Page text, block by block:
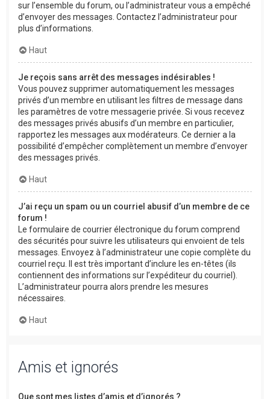
sur l’ensemble du forum, ou l’administrateur vous a empêché
d’envoyer des messages. Contactez l’administrateur pour
plus d’informations.
Haut
Je reçois sans arrêt des messages indésirables !
Vous pouvez supprimer automatiquement les messages
privés d’un membre en utilisant les filtres de message dans
les paramètres de votre messagerie privée. Si vous recevez
des messages privés abusifs d’un membre en particulier,
rapportez les messages aux modérateurs. Ce dernier a la
possibilité d’empêcher complètement un membre d’envoyer
des messages privés.
Haut
J’ai reçu un spam ou un courriel abusif d’un membre de ce
forum !
Le formulaire de courrier électronique du forum comprend
des sécurités pour suivre les utilisateurs qui envoient de tels
messages. Envoyez à l’administrateur une copie complète du
courriel reçu. Il est très important d’inclure les en-têtes (ils
contiennent des informations sur l’expéditeur du courriel).
L’administrateur pourra alors prendre les mesures
nécessaires.
Haut
Amis et ignorés
Que sont mes listes d’amis et d’ignorés ?